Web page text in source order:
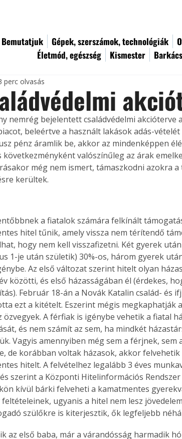
Bemutatjuk Gépek, szerszámok, technológiák
Életmód, egészség
Kismester Barkács
perc olvasás
nemrég bejelentett családvédelmi akcióterve
beleértve a használt lakások adás-
pénz áramlik be, akkor az mindenképpen
következményként valószínűleg az árak
még nem ismert, támaszkodni azokra
kerültek.
a fiatalok számára felkínált
hitel tűnik, amely vissza nem térítendő
hogy nem kell visszafizetni. Két gyerek
1-je után születik) 30%-os, három gyerek
Az első változat szerint hitelt olyan
közötti, és első házasságában él (érdekes,
Február 18-án a Novák Katalin család- és
ezt a kitételt. Eszerint mégis megkaphatják
özvegyek. A férfiak is igénybe vehetik a fiatal
és nem számít az sem, ha mindkét
Vagyis amennyiben még sem a férjnek,
de korábban voltak házasok, akkor
hitelt. A felvételhez legalább 3 éves
szerint a Központi Hitelinformációs
kívül bárki felveheti a kamatmentes
ugyanis a hitel nem lesz
szülőkre is kiterjesztik, ők legfeljebb
az első baba, már a várandósság harmadik